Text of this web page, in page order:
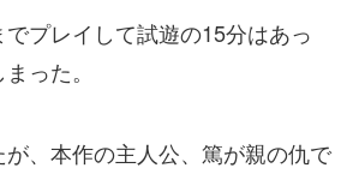
プレイして試遊の15分はあっ
った。
、本作の主人公、篤が親の仇で